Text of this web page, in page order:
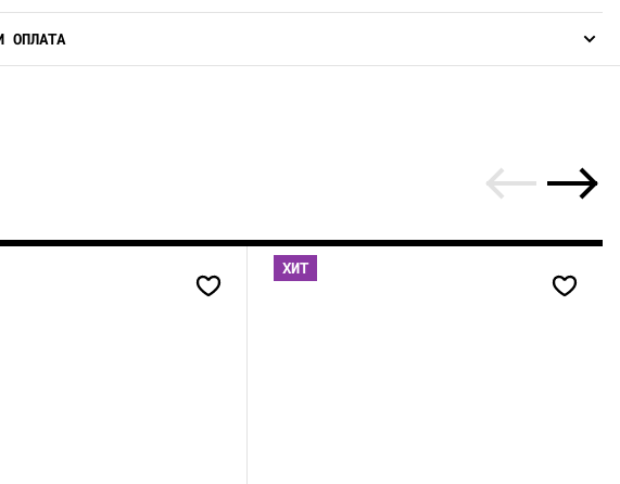
ОПЛАТА
ХИТ